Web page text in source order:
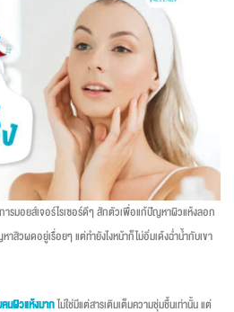
รมอยส์เจอร์ไรเซอร์ดีๆ สักตัวเพื่อแก้ปัญหาผิวแห้งลอก
สิวผดอยู่เรื่อยๆ แต่ทำยังไงหน้าก็ไม่อิ่มเด้งฉ่ำน้ำกับเขา
คนผิวแห้งมากไม่ใช่มีแต่สารเติมเต็มความชุ่มชื้นเท่านั้น แต่